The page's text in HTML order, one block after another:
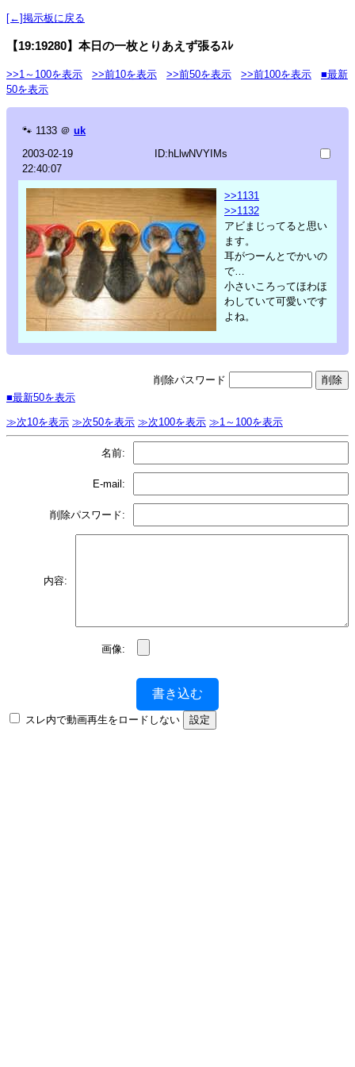
[←]掲示板に戻る
【19:19280】本日の一枚とりあえず張るｽﾚ
>>1～100を表示 >>前10を表示 >>前50を表示 >>前100を表示
■最新
50を表示
🐾 1133 ＠ uk
2003-02-19
22:40:07
ID:hLlwNVYIMs
>>1131
>>1132
アビまじってると思い
ます。
耳がつーんとでかいの
で…
小さいころってほわほ
わしていて可愛いです
よね。
削除パスワード
■最新50を表示
≫次10を表示 ≫次50を表示 ≫次100を表示 ≫1～100を表示
名前:
E-mail:
削除パスワード:
内容:
画像:
書き込む
スレ内で動画再生をロードしない